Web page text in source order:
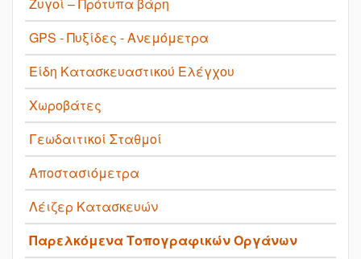
GPS - Πυξίδες - Ανεμόμετρα
Είδη Κατασκευαστικού Ελέγχου
Χωροβάτες
Γεωδαιτικοί Σταθμοί
Αποστασιόμετρα
Λέιζερ Κατασκευών
Παρελκόμενα Τοπογραφικών Οργάνων